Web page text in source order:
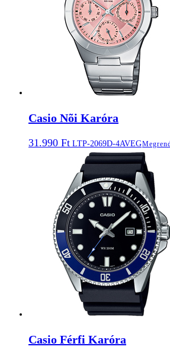
Casio Nõi Karóra
31.990 Ft LTP-2069D-4AVEG
Casio Férfi Karóra